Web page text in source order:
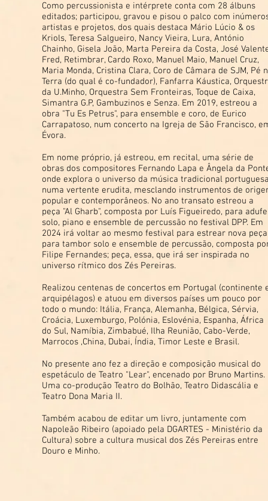
Como percussionista e intérprete conta com 28 álbuns
editados; participou, gravou e pisou o palco com
artistas e projetos, dos quais destaca Mário Lúcio & os
Kriols, Teresa Salgueiro, Nancy Vieira, Lura, António
Chainho, Gisela João, Marta Pereira da Costa, José
Fred, Retimbrar, Cardo Roxo, Manuel Maio, Manuel Cruz,
Maria Monda, Cristina Clara, Coro de Câmara de SJM, Pé
Terra (do qual é co-fundador), Fanfarra Káustica,
da U.Minho, Orquestra Sem Fronteiras, Toque de Caixa,
Simantra G.P, Gambuzinos e Senza. Em 2019, estreou a
obra "Tu Es Petrus", para ensemble e coro, de Eurico
Carrapatoso, num concerto na Igreja de São Francisco,
Évora.
Em nome próprio, já estreou, em recital, uma série de
obras dos compositores Fernando Lapa e Ângela da
onde explora o universo da música tradicional
numa vertente erudita, mesclando instrumentos de
popular e contemporâneos. No ano transato estreou a
peça "Al Gharb", composta por Luís Figueiredo, para adufe
solo, piano e ensemble de percussão no festival DPP. Em
2024 irá voltar ao mesmo festival para estrear nova peça
para tambor solo e ensemble de percussão, composta
Filipe Fernandes; peça, essa, que irá ser inspirada no
universo rítmico dos Zés Pereiras.
Realizou centenas de concertos em Portugal (continente
arquipélagos) e atuou em diversos países um pouco por
todo o mundo: Itália, França, Alemanha, Bélgica, Sérvia,
Croácia, Luxemburgo, Polónia, Eslovénia, Espanha, África
do Sul, Namíbia, Zimbabué, Ilha Reunião, Cabo-Verde,
Marrocos ,China, Dubai, Índia, Timor Leste e Brasil.
No presente ano fez a direção e composição musical do
espetáculo de Teatro "Lear", encenado por Bruno Martins.
Uma co-produção Teatro do Bolhão, Teatro Didascália e
Teatro Dona Maria II.
Também acabou de editar um livro, juntamente com
Napoleão Ribeiro (apoiado pela DGARTES - Ministério da
Cultura) sobre a cultura musical dos Zés Pereiras entre
Douro e Minho.